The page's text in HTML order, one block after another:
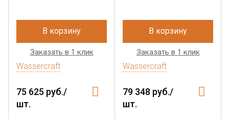
В корзину
Заказать в 1 клик
Wassercraft
75 625 руб./
шт.
В корзину
Заказать в 1 клик
Wassercraft
79 348 руб./
шт.